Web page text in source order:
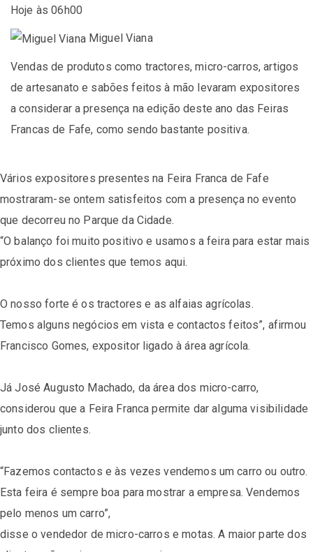
Hoje às 06h00
Miguel Viana
Vendas de produtos como tractores, micro-carros, artigos
de artesanato e sabões feitos à mão levaram expositores
a considerar a presença na edição deste ano das Feiras
Francas de Fafe, como sendo bastante positiva.
Vários expositores presentes na Feira Franca de Fafe
mostraram-se ontem satisfeitos com a presença no evento
que decorreu no Parque da Cidade.
“O balanço foi muito positivo e usamos a feira para estar mais
próximo dos clientes que temos aqui.
O nosso forte é os tractores e as alfaias agrícolas.
Temos alguns negócios em vista e contactos feitos”, afirmou
Francisco Gomes, expositor ligado à área agrícola.
Já José Augusto Machado, da área dos micro-carro,
considerou que a Feira Franca permite dar alguma visibilidade
junto dos clientes.
“Fazemos contactos e às vezes vendemos um carro ou outro.
Esta feira é sempre boa para mostrar a empresa. Vendemos
pelo menos um carro”,
disse o vendedor de micro-carros e motas. A maior parte dos